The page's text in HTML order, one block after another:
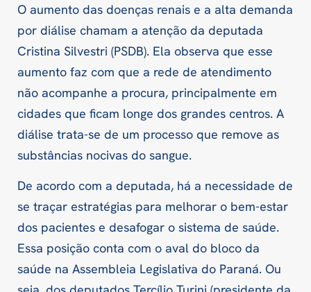
O aumento das doenças renais e a alta demanda
por diálise chamam a atenção da deputada
Cristina Silvestri (PSDB). Ela observa que esse
aumento faz com que a rede de atendimento
não acompanhe a procura, principalmente em
cidades que ficam longe dos grandes centros. A
diálise trata-se de um processo que remove as
substâncias nocivas do sangue.
De acordo com a deputada, há a necessidade de
se traçar estratégias para melhorar o bem-estar
dos pacientes e desafogar o sistema de saúde.
Essa posição conta com o aval do bloco da
saúde na Assembleia Legislativa do Paraná. Ou